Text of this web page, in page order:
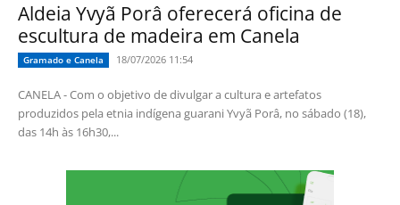
Aldeia Yvyã Porâ oferecerá oficina de
escultura de madeira em Canela
Gramado e Canela 18/07/2026 11:54
CANELA - Com o objetivo de divulgar a cultura e artefatos
produzidos pela etnia indígena guarani Yvyã Porâ, no sábado (18),
das 14h às 16h30,...